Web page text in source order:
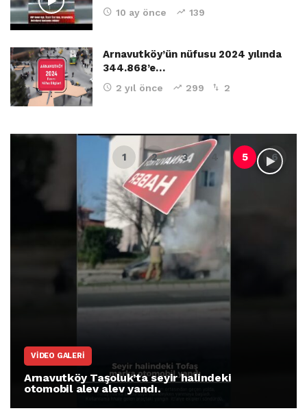
10 ay önce 139
Arnavutköy’ün nüfusu 2024 yılında
344.868’e…
2 yıl önce 299 2
VIDEO GALERI
Arnavutköy Taşoluk’ta seyir halindeki
otomobil alev alev yandı.